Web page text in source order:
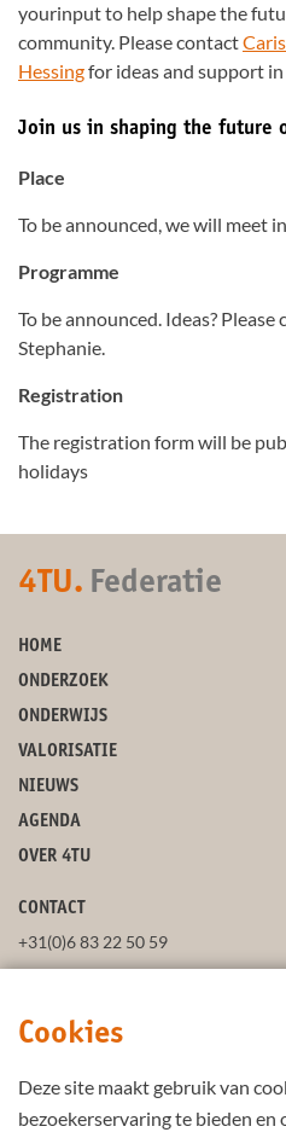
Cookies
Deze site maakt gebruik van
bezoekerservaring te bieden en
yourinput to help shape the
community. Please contact
Hessingfor ideas and support
Join us in shaping the future
Place
To be announced, we will meet
Programme
To be announced. Ideas?
Stephanie.
Registration
The registration form will be
holidays
4TU. Federatie
HOME
ONDERZOEK
ONDERWIJS
VALORISATIE
NIEUWS
AGENDA
OVER 4TU
CONTACT
+31(0)6 83 22 50 59
POSTADRES
VOLG ONS